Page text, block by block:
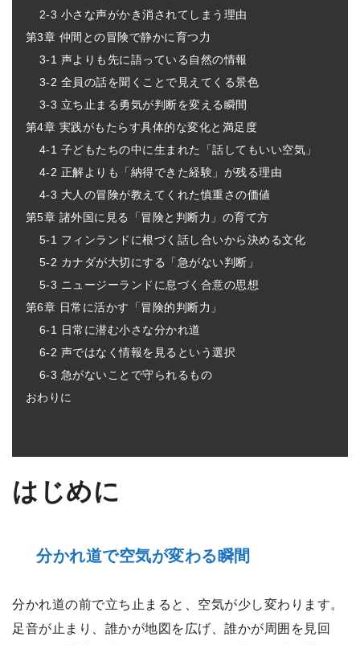
2-3 小さな声がかき消されてしまう理由
第3章 仲間との冒険で静かに育つ力
3-1 声よりも先に語っている自然の情報
3-2 全員の話を聞くことで見えてくる景色
3-3 立ち止まる勇気が判断を変える瞬間
第4章 実践がもたらす具体的な変化と満足度
4-1 子どもたちの中に生まれた「話してもいい空気」
4-2 正解よりも「納得できた経験」が残る理由
4-3 大人の冒険が教えてくれた慎重さの価値
第5章 諸外国に見る「冒険と判断力」の育て方
5-1 フィンランドに根づく話し合いから決める文化
5-2 カナダが大切にする「急がない判断」
5-3 ニュージーランドに息づく合意の思想
第6章 日常に活かす「冒険的判断力」
6-1 日常に潜む小さな分かれ道
6-2 声ではなく情報を見るという選択
6-3 急がないことで守られるもの
おわりに
はじめに
分かれ道で空気が変わる瞬間
分かれ道の前で立ち止まると、空気が少し変わります。
足音が止まり、誰かが地図を広げ、誰かが周囲を見回